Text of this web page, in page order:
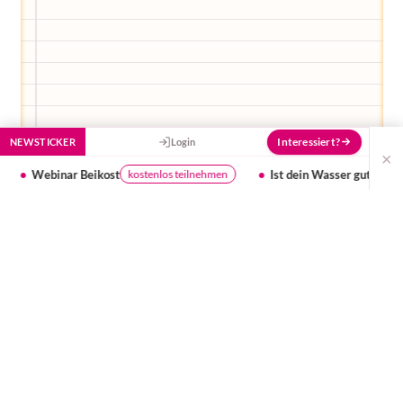
NEWSTICKER
Ist dein Wasser gut genug für dein Baby? Testergebnis
Login Interessiert?
×